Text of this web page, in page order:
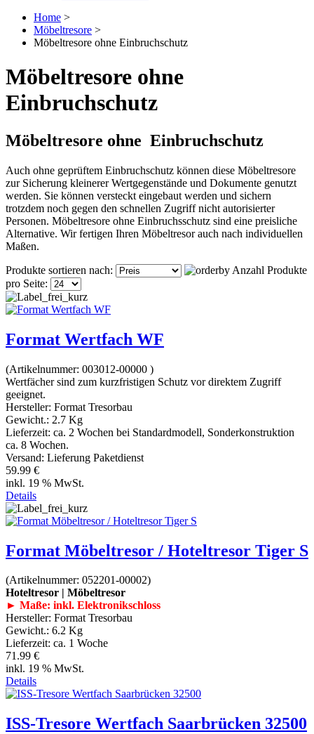
Home >
Möbeltresore >
Möbeltresore ohne Einbruchschutz
Möbeltresore ohne
Einbruchschutz
Möbeltresore ohne Einbruchschutz
Auch ohne geprüftem Einbruchschutz können diese Möbeltresore
zur Sicherung kleinerer Wertgegenstände und Dokumente genutzt
werden. Sie können versteckt eingebaut werden und sichern
trotzdem noch gegen den schnellen Zugriff nicht autorisierter
Personen. Möbeltresore ohne Einbruchsschutz sind eine preisliche
Alternative. Wir fertigen Ihren Möbeltresor auch nach individuellen
Maßen.
Produkte sortieren nach:
Anzahl Produkte
pro Seite:
Format Wertfach WF
(Artikelnummer: 003012-00000 )
Wertfächer sind zum kurzfristigen Schutz vor direktem Zugriff
geeignet.
Hersteller: Format Tresorbau
Gewicht.: 2.7 Kg
Lieferzeit: ca. 2 Wochen bei Standardmodell, Sonderkonstruktion
ca. 8 Wochen.
Versand: Lieferung Paketdienst
59.99 €
inkl. 19 % MwSt.
Details
Format Möbeltresor / Hoteltresor Tiger S
(Artikelnummer: 052201-00002)
Hoteltresor | Möbeltresor
► Maße: inkl. Elektronikschloss
Hersteller: Format Tresorbau
Gewicht.: 6.2 Kg
Lieferzeit: ca. 1 Woche
71.99 €
inkl. 19 % MwSt.
Details
ISS-Tresore Wertfach Saarbrücken 32500